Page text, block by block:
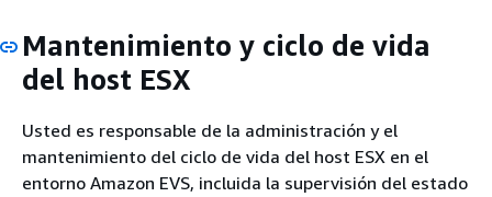
Mantenimiento y ciclo de vida
del host ESX
Usted es responsable de la administración y el
mantenimiento del ciclo de vida del host ESX en el
entorno Amazon EVS, incluida la supervisión del estado